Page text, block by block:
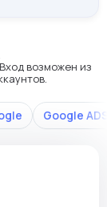
возможен из
Google